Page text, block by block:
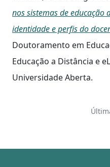
nos sistemas de educação
identidade e perfis do
Doutoramento em
Educação a Distância e
Universidade Aberta.